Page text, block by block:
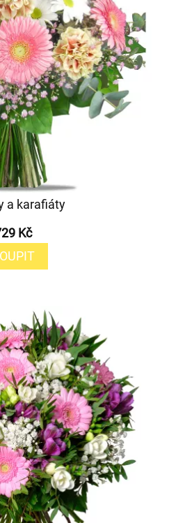
a karafiáty
Kč